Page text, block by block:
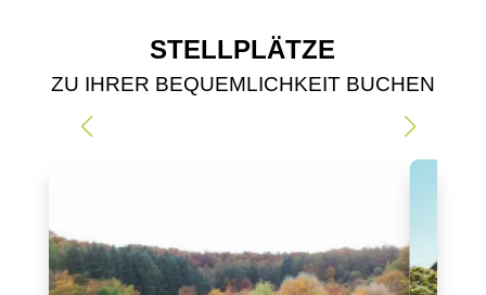
STELLPLÄTZE
ZU IHRER BEQUEMLICHKEIT BUCHEN